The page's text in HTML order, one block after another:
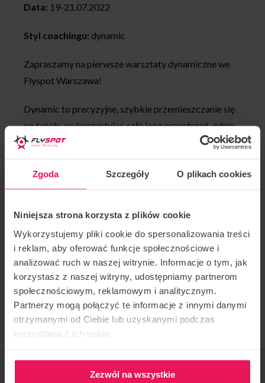
Zgoda Szczegóły O plikach cookies
Niniejsza strona korzysta z plików cookie
Wykorzystujemy pliki cookie do spersonalizowania treści
i reklam, aby oferować funkcje społecznościowe i
analizować ruch w naszej witrynie. Informacje o tym, jak
korzystasz z naszej witryny, udostępniamy partnerom
społecznościowym, reklamowym i analitycznym.
Partnerzy mogą połączyć te informacje z innymi danymi
otrzymanymi od Ciebie lub uzyskanymi podczas
korzystania z ich usług.
Zezwól na wszystkie
Data: 19-21.07.2022
Styl coachingu: dynamic
Zapraszamy na pierwsze warsztaty dynamiczne we
Flyspot Warszawa!
Dynamic to precyzyjne, szybkie przemieszczanie się
po tunelu, wykorzystując całą jego przestrzeń, gdzie
flyer wykorzystuje różne ułożenia swojego ciała.
rywalizujemy pojedynczo lub w zespołach. Na
zajęciach dowiesz się, na czym dokładnie polega
rywalizacja, jak tworzyć układy artystyczne i
Start latania: 21.00.
ZAPISY: magdalena.monika.olszewska@gmail.com